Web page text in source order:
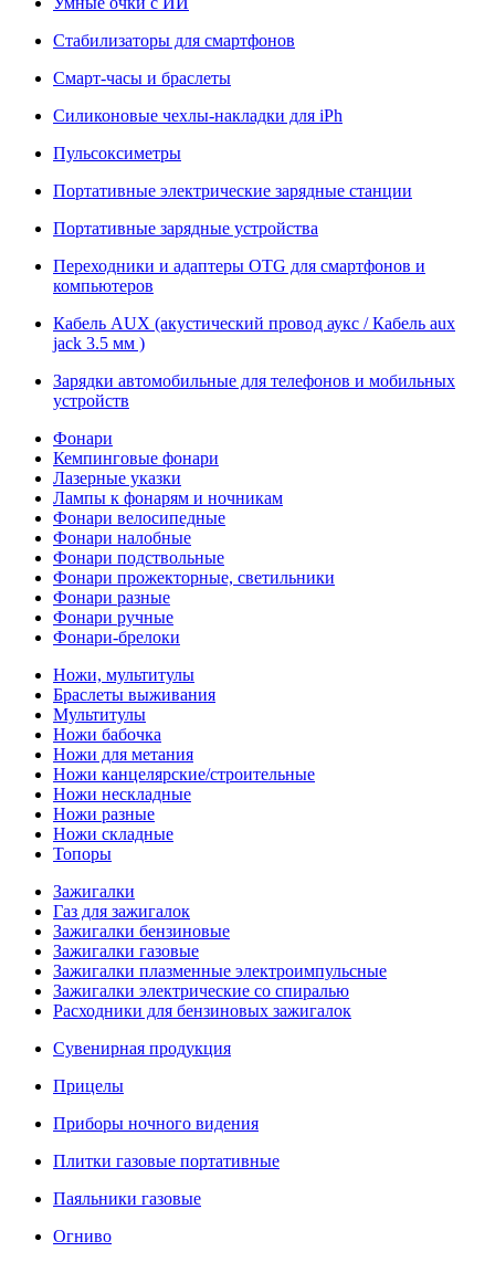
Стабилизаторы для смартфонов
Смарт-часы и браслеты
Силиконовые чехлы-накладки для iPh
Пульсоксиметры
Портативные электрические зарядные станции
Портативные зарядные устройства
Переходники и адаптеры OTG для смартфонов и
компьютеров
Кабель AUX (акустический провод аукс / Кабель aux
jack 3.5 мм )
Зарядки автомобильные для телефонов и мобильных
устройств
Фонари
Кемпинговые фонари
Лазерные указки
Лампы к фонарям и ночникам
Фонари велосипедные
Фонари налобные
Фонари подствольные
Фонари прожекторные, светильники
Фонари разные
Фонари ручные
Фонари-брелоки
Ножи, мультитулы
Браслеты выживания
Мультитулы
Ножи бабочка
Ножи для метания
Ножи канцелярские/строительные
Ножи нескладные
Ножи разные
Ножи складные
Топоры
Зажигалки
Газ для зажигалок
Зажигалки бензиновые
Зажигалки газовые
Зажигалки плазменные электроимпульсные
Зажигалки электрические со спиралью
Расходники для бензиновых зажигалок
Сувенирная продукция
Прицелы
Приборы ночного видения
Плитки газовые портативные
Паяльники газовые
Огниво